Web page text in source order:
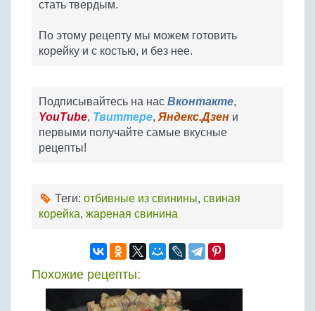
стать твердым.
По этому рецепту мы можем готовить
корейку и с костью, и без нее.
Подписывайтесь на нас Вконтакте,
YouTube, Твиттере, Яндекс.Дзен и
первыми получайте самые вкусные
рецепты!
Теги: отбивные из свинины, свиная
корейка, жареная свинина
Похожие рецепты: